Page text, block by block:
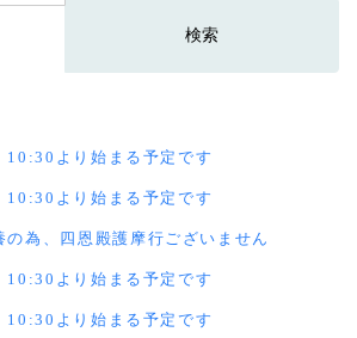
10:30より始まる予定です
10:30より始まる予定です
為、四恩殿護摩行ございません
10:30より始まる予定です
10:30より始まる予定です